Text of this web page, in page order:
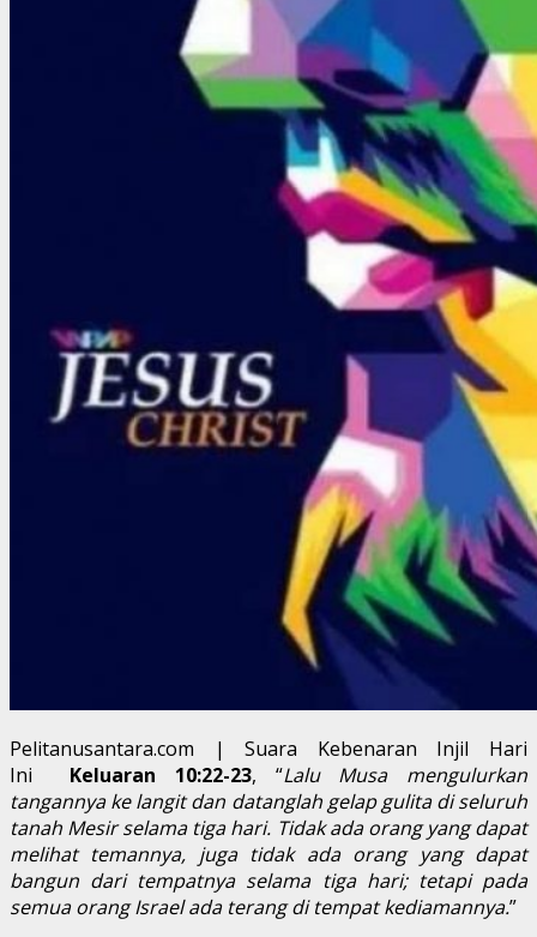
Pelitanusantara.com | Suara Kebenaran Injil Hari
Ini Keluaran 10:22-23, “Lalu Musa mengulurkan
tangannya ke langit dan datanglah gelap gulita di seluruh
tanah Mesir selama tiga hari. Tidak ada orang yang dapat
melihat temannya, juga tidak ada orang yang dapat
bangun dari tempatnya selama tiga hari; tetapi pada
semua orang Israel ada terang di tempat kediamannya.”